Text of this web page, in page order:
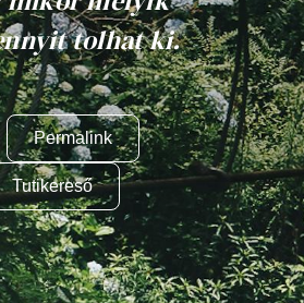
tolhat ki.
Permalink
Tutikereső